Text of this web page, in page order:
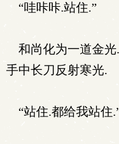
“哇咔咔.站住.”
和尚化为一道金光
手中长刀反射寒光.
“站住.都给我站住